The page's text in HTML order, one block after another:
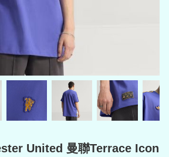
United 曼聯Terrace Icon